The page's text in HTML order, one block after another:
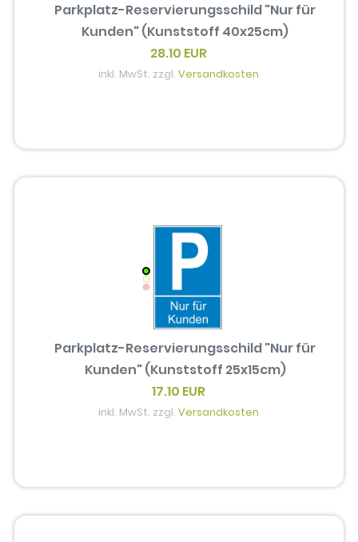
Parkplatz-Reservierungsschild "Nur für
Kunden" (Kunststoff 40x25cm)
28.10 EUR
inkl. MwSt. zzgl.Versandkosten
Parkplatz-Reservierungsschild "Nur für
Kunden" (Kunststoff 25x15cm)
17.10 EUR
inkl. MwSt. zzgl.Versandkosten